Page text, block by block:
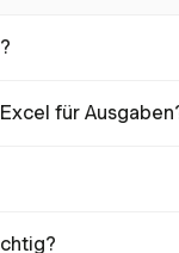
und
für
einem erheblichen